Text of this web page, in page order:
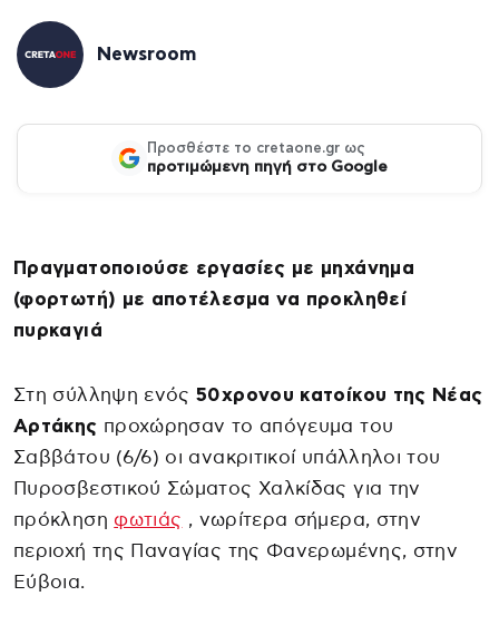
Newsroom
Προσθέστε το cretaone.gr ως
προτιμώμενη πηγή στο Google
Πραγματοποιούσε εργασίες με μηχάνημα
(φορτωτή) με αποτέλεσμα να προκληθεί
πυρκαγιά
Στη σύλληψη ενός 50χρονου κατοίκου της Νέας
Αρτάκης προχώρησαν το απόγευμα του
Σαββάτου (6/6) οι ανακριτικοί υπάλληλοι του
Πυροσβεστικού Σώματος Χαλκίδας για την
πρόκληση φωτιάς , νωρίτερα σήμερα, στην
περιοχή της Παναγίας της Φανερωμένης, στην
Εύβοια.